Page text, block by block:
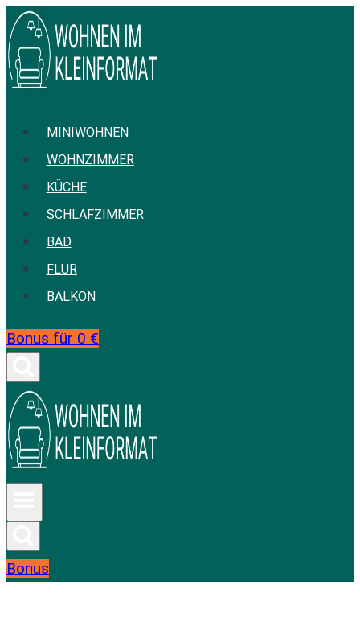
Zum
Inhalt
springen
MINIWOHNEN
WOHNZIMMER
KÜCHE
SCHLAFZIMMER
BAD
FLUR
BALKON
Bonus für 0 €
Bonus